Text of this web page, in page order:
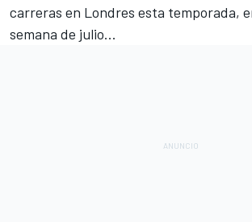
carreras en Londres esta temporada,
semana de julio...